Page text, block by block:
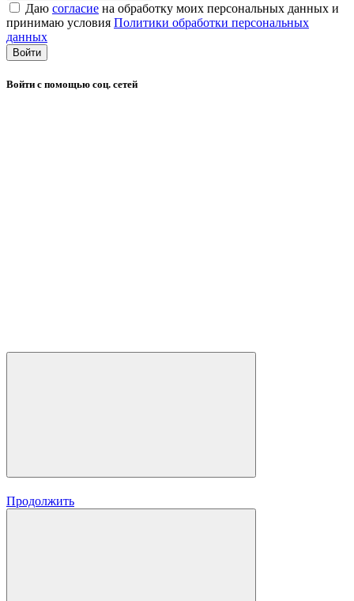
Даю согласие на обработку моих персональных данных и
принимаю условия Политики обработки персональных
данных
Войти
Войти с помощью соц. сетей
Продолжить